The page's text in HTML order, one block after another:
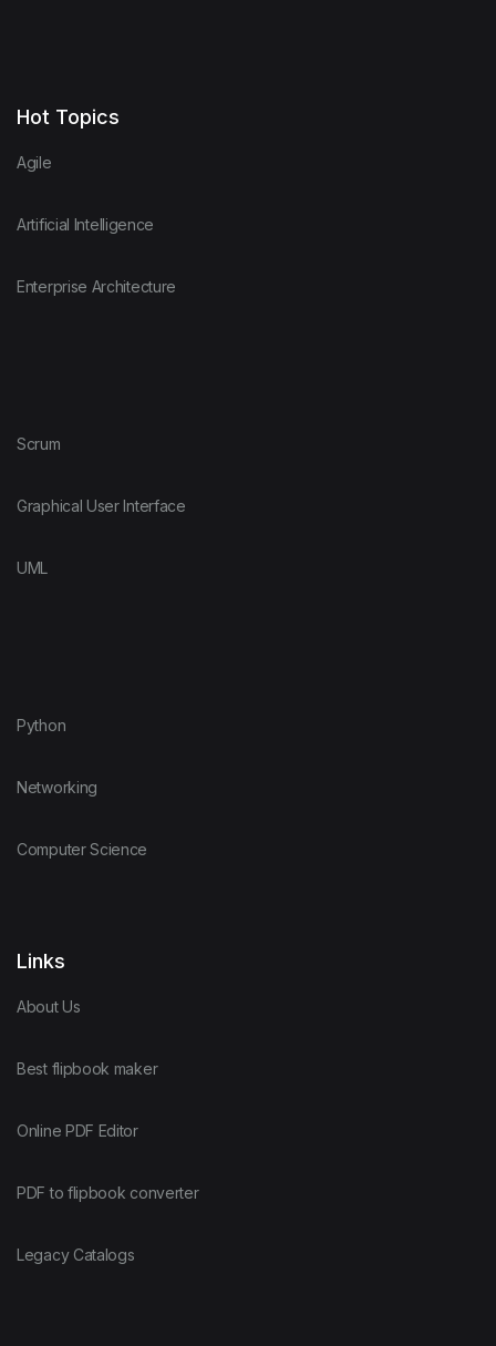
Hot Topics
Agile
Artificial Intelligence
Enterprise Architecture
Scrum
Graphical User Interface
UML
Python
Networking
Computer Science
Links
About Us
Best flipbook maker
Online PDF Editor
PDF to flipbook converter
Legacy Catalogs